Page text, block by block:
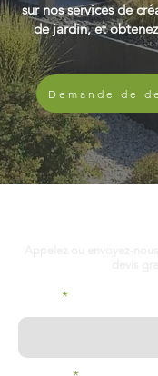
sur nos services de
de jardin, et
Demande de